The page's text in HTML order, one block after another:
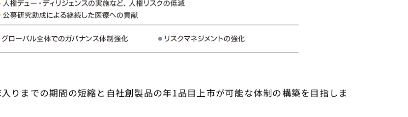
りまでの期間の短縮と自社創製品の年1品目上市が可能な体制の構築を目指しま